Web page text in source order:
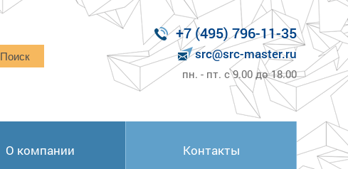
Поиск
+7 (495) 796-11-35
src@src-master.ru
пн. - пт. с 9.00 до 18.00
О компании Контакты